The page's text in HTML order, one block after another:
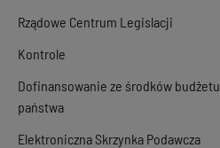
Rządowe Centrum Legislacji
Kontrole
Dofinansowanie ze środków budżetu
państwa
Elektroniczna Skrzynka Podawcza